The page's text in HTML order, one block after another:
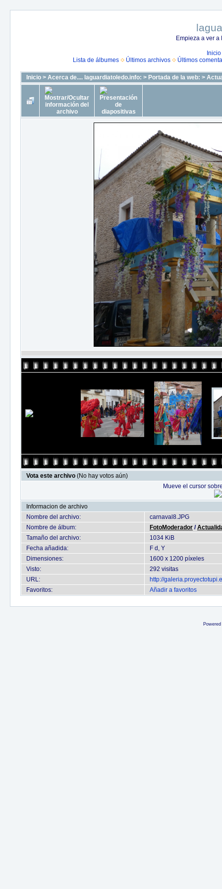
Empieza a ver
Inicio
Lista de álbumes
Últimos archivos Últimos
Inicio > Acerca de.... laguardiatoledo.info: > Portada de la web: >
Vota este archivo (No hay votos aún)
Mueve el cursor
Informacion de archivo
Nombre del archivo:
carnaval8.JPG
Nombre de álbum:
FotoModerador /
Tamaño del archivo:
1034 KiB
Fecha añadida:
F d, Y
Dimensiones:
1600 x 1200 píxeles
Visto:
292 visitas
URL:
http://
Favoritos:
Añadir a favoritos